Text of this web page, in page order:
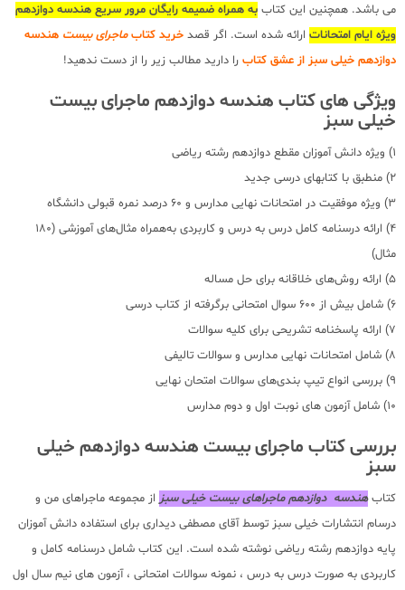
می باشد. همچنین این کتاب به همراه ضمیمه رایگان مرور سریع هندسه دوازدهم
ویژه ایام امتحانات ارائه شده است. اگر قصد خرید کتابماجرای بیست هندسه
دوازدهم خیلی سبز از عشق کتاب را دارید مطالب زیر را از دست ندهید!
ویژگی های کتاب هندسه دوازدهم ماجرای بیست
خیلی سبز
1) ویژه دانش آموزان مقطع دوازدهم رشته ریاضی
2) منطبق با کتابهای درسی جدید
3) ویژه موفقیت در امتحانات نهایی مدارس و 60 درصد نمره قبولی دانشگاه
4) ارائه درسنامه کامل درس به درس و کاربردی به‌همراه مثال‌های آموزشی (180
مثال)
5) ارائه روش‌های خلاقانه برای حل مساله
6) شامل بیش از 600 سوال امتحانی برگرفته از کتاب درسی
7) ارائه پاسخنامه تشریحی برای کلیه سوالات
8) شامل امتحانات نهایی مدارس و سوالات تالیفی
9) بررسی انواع تیپ بندی‌های سوالات امتحان نهایی
10) شامل آزمون های نوبت اول و دوم مدارس
بررسی کتاب ماجرای بیست هندسه دوازدهم خیلی
سبز
کتابهندسه دوازدهم ماجراهای بیست خیلی سبزاز مجموعه ماجراهای من و
درسام انتشارات خیلی سبز توسط آقای مصطفی دیداری برای استفاده دانش آموزان
پایه دوازدهم رشته ریاضی نوشته شده است. این کتاب شامل درسنامه کامل و
کاربردی به صورت درس به درس ، نمونه سوالات امتحانی ، آزمون های نیم سال اول